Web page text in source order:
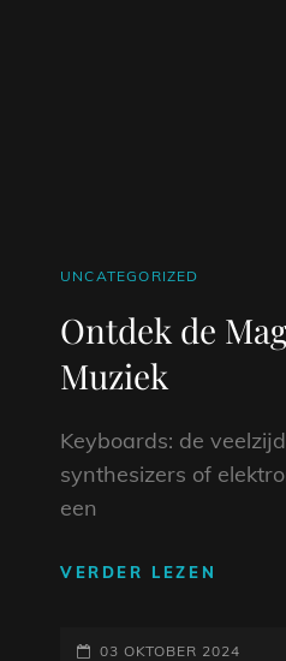
CAT
UNCATEGORIZED
Ontdek de
Muziek
Keyboards: de
synthesizers of
een
VERDER LEZEN
VAN
GEPLAATST
03 OKTOBER 2024